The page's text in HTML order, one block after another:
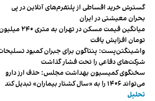
گسترش خرید اقساطی از پلتفرم‌های آنلاین در پی
بحران معیشتی در ایران
میانگین قیمت مسکن در تهران به متری ۲۴۰
تومان افزایش یافت
واشینگتن‌پست: پنتاگون برای جبران کمبود
شرکت‌های دفاعی را تحت فشار گذاشت
سخنگوی کمیسیون بهداشت مجلس: حذف ارز دارو
می‌تواند ۱۴۰۶ را به «سال کشتار بیماران» تبدیل کند
تحلیل